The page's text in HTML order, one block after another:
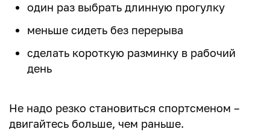
один раз выбрать длинную прогулку
меньше сидеть без перерыва
сделать короткую разминку в рабочий
день
Не надо резко становиться спортсменом –
двигайтесь больше, чем раньше.